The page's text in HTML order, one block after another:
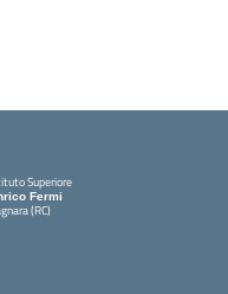
Superiore
Fermi
(RC)
Visita la pagina iniziale della scuola